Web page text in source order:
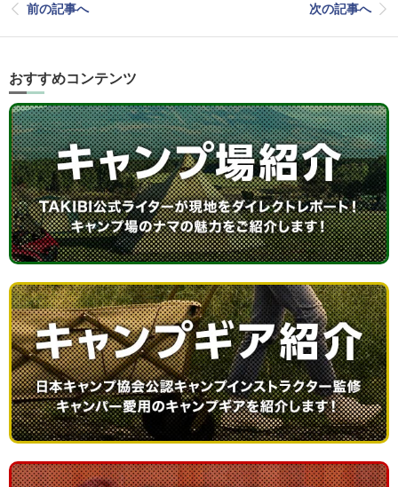
前の記事へ 次の記事へ
おすすめコンテンツ